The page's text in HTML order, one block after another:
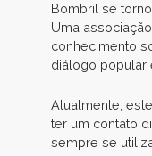
Bombril se
Uma
conhecimento
diálogo popular
Atualmente,
ter um contato
sempre se